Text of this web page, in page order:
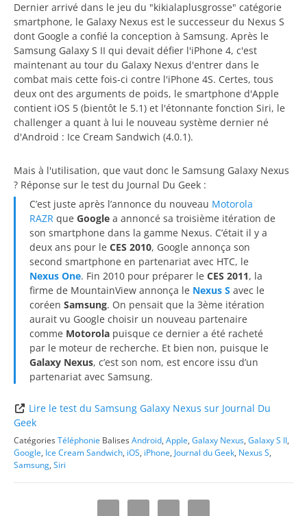
Dernier arrivé dans le jeu du "kikialaplusgrosse" catégorie
smartphone, le Galaxy Nexus est le successeur du Nexus S
dont Google a confié la conception à Samsung. Après le
Samsung Galaxy S II qui devait défier l'iPhone 4, c'est
maintenant au tour du Galaxy Nexus d'entrer dans le
combat mais cette fois-ci contre l'iPhone 4S. Certes, tous
deux ont des arguments de poids, le smartphone d'Apple
contient iOS 5 (bientôt le 5.1) et l'étonnante fonction Siri, le
challenger a quant à lui le nouveau système dernier né
d'Android : Ice Cream Sandwich (4.0.1).
Mais à l'utilisation, que vaut donc le Samsung Galaxy Nexus
? Réponse sur le test du Journal Du Geek :
C’est juste après l’annonce du nouveau Motorola
RAZRque Google a annoncé sa troisième itération de
son smartphone dans la gamme Nexus. C’était il y a
deux ans pour le CES 2010, Google annonça son
second smartphone en partenariat avec HTC, le
Nexus One. Fin 2010 pour préparer le CES 2011, la
firme de MountainView annonça le Nexus Savec le
coréen Samsung. On pensait que la 3ème itération
aurait vu Google choisir un nouveau partenaire
comme Motorolapuisque ce dernier a été racheté
par le moteur de recherche. Et bien non, puisque le
Galaxy Nexus, c’est son nom, est encore issu d’un
partenariat avec Samsung.
Lire le test du Samsung Galaxy Nexus sur Journal Du
Geek
CatégoriesTéléphonie BalisesAndroid, Apple, Galaxy Nexus, Galaxy S II,
Google, Ice Cream Sandwich, iOS, iPhone, Journal du Geek, Nexus S,
Samsung, Siri